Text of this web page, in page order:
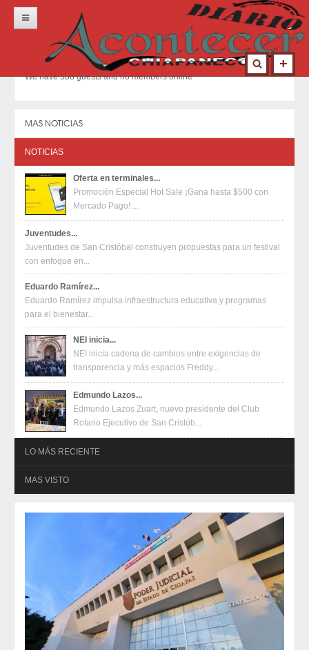
Portada
Locales
Municipios
Nacional
Deportes
Contacto
We have 588 guests and no members online
MAS NOTICIAS
NOTICIAS
Oferta en terminales...
Promoción Especial Hot Sale ¡Gana hasta $500 con
Mercado Pago! ...
Juventudes...
Juventudes de San Cristóbal construyen propuestas para un festival
con enfoque en...
Eduardo Ramírez...
Eduardo Ramírez impulsa infraestructura educativa y programas
para el bienestar...
NEI inicia...
NEI inicia cadena de cambios entre exigencias de
transparencia y más espacios Freddy...
Edmundo Lazos...
Edmundo Lazos Zuart, nuevo presidente del Club
Rotario Ejecutivo de San Cristób...
LO MÁS RECIENTE
2026-08-04
Juventudes de San Cristóbal construyen propuestas para un
festival con enfoque en salud mental, inclusión y talento
Eduardo Ramírez impulsa infraestructura educativa y programas
para el bienestar de Huixtla y Frontera Hidalgo
2026-07-31
MAS VISTO
Oferta en terminales Mercado Pago
Juventudes de San Cristóbal construyen propuestas para un
festival con enfoque en salud mental, inclusión y talento
2026-07-31
Eduardo Ramírez impulsa infraestructura educativa y programas
para el bienestar de Huixtla y Frontera Hidalgo